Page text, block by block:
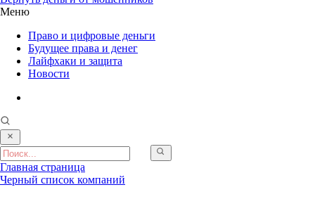
Меню
Право и цифровые деньги
Будущее права и денег
Лайфхаки и защита
Новости
Главная страница
Черный список компаний